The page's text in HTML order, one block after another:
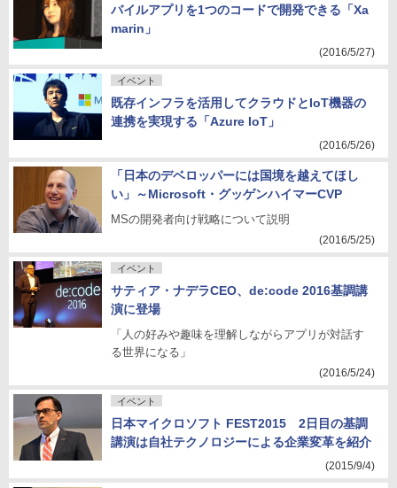
バイルアプリを1つのコードで開発できる「Xa
marin」
(2016/5/27)
イベント
既存インフラを活用してクラウドとIoT機器の
連携を実現する「Azure IoT」
(2016/5/26)
「日本のデベロッパーには国境を越えてほし
い」～Microsoft・グッゲンハイマーCVP
MSの開発者向け戦略について説明
(2016/5/25)
イベント
サティア・ナデラCEO、de:code 2016基調講
演に登場
「人の好みや趣味を理解しながらアプリが対話す
る世界になる」
(2016/5/24)
イベント
日本マイクロソフト FEST2015 2日目の基調
講演は自社テクノロジーによる企業変革を紹介
(2015/9/4)